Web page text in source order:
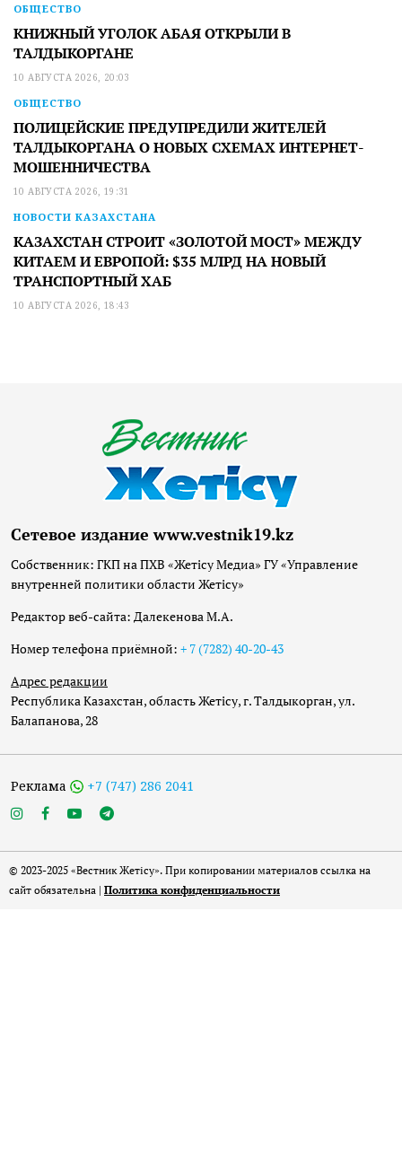
ОБЩЕСТВО
КНИЖНЫЙ УГОЛОК АБАЯ ОТКРЫЛИ В
ТАЛДЫКОРГАНЕ
10 АВГУСТА 2026, 20:03
ОБЩЕСТВО
ПОЛИЦЕЙСКИЕ ПРЕДУПРЕДИЛИ ЖИТЕЛЕЙ
ТАЛДЫКОРГАНА О НОВЫХ СХЕМАХ ИНТЕРНЕТ-
МОШЕННИЧЕСТВА
10 АВГУСТА 2026, 19:31
НОВОСТИ КАЗАХСТАНА
КАЗАХСТАН СТРОИТ «ЗОЛОТОЙ МОСТ» МЕЖДУ
КИТАЕМ И ЕВРОПОЙ: $35 МЛРД НА НОВЫЙ
ТРАНСПОРТНЫЙ ХАБ
10 АВГУСТА 2026, 18:43
Сетевое издание www.vestnik19.kz
Собственник: ГКП на ПХВ «Жетісу Медиа» ГУ «Управление
внутренней политики области Жетісу»
Редактор веб-сайта: Далекенова М.А.
Номер телефона приёмной: + 7 (7282) 40-20-43
Адрес редакции
Республика Казахстан, область Жетісу, г. Талдыкорган, ул.
Балапанова, 28
Реклама +7 (747) 286 2041
© 2023-2025 «Вестник Жетісу». При копировании материалов ссылка на
сайт обязательна | Политика конфиденциальности